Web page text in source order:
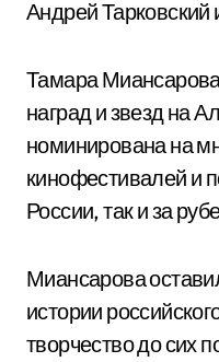
Андрей Тарковский
Тамара
наград и звезд на
номинирована на
кинофестивалей и
России, так и за
Миансарова
истории
творчество до сих